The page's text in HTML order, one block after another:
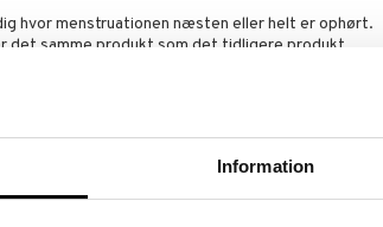
Information
hvor menstruationen næsten eller helt er ophørt.
det samme produkt som det tidligere produkt
(udvindes af fermenterede sojabønner) og
energiomsætning.